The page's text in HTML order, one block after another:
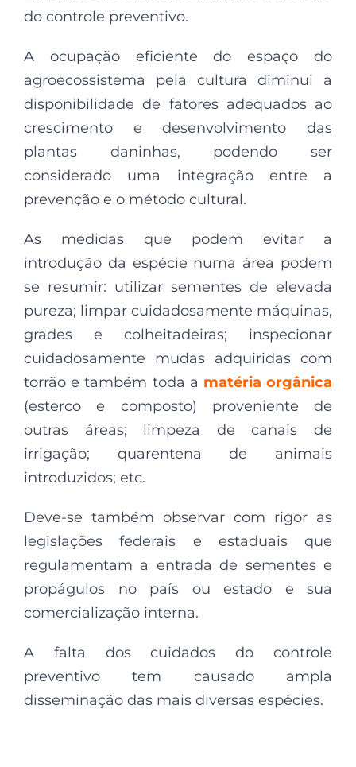
do controle preventivo.
A ocupação eficiente do espaço do
agroecossistema pela cultura diminui a
disponibilidade de fatores adequados ao
crescimento e desenvolvimento das
plantas daninhas, podendo ser
considerado uma integração entre a
prevenção e o método cultural.
As medidas que podem evitar a
introdução da espécie numa área podem
se resumir: utilizar sementes de elevada
pureza; limpar cuidadosamente máquinas,
grades e colheitadeiras; inspecionar
cuidadosamente mudas adquiridas com
torrão e também toda a matéria orgânica
(esterco e composto) proveniente de
outras áreas; limpeza de canais de
irrigação; quarentena de animais
introduzidos; etc.
Deve-se também observar com rigor as
legislações federais e estaduais que
regulamentam a entrada de sementes e
propágulos no país ou estado e sua
comercialização interna.
A falta dos cuidados do controle
preventivo tem causado ampla
disseminação das mais diversas espécies.